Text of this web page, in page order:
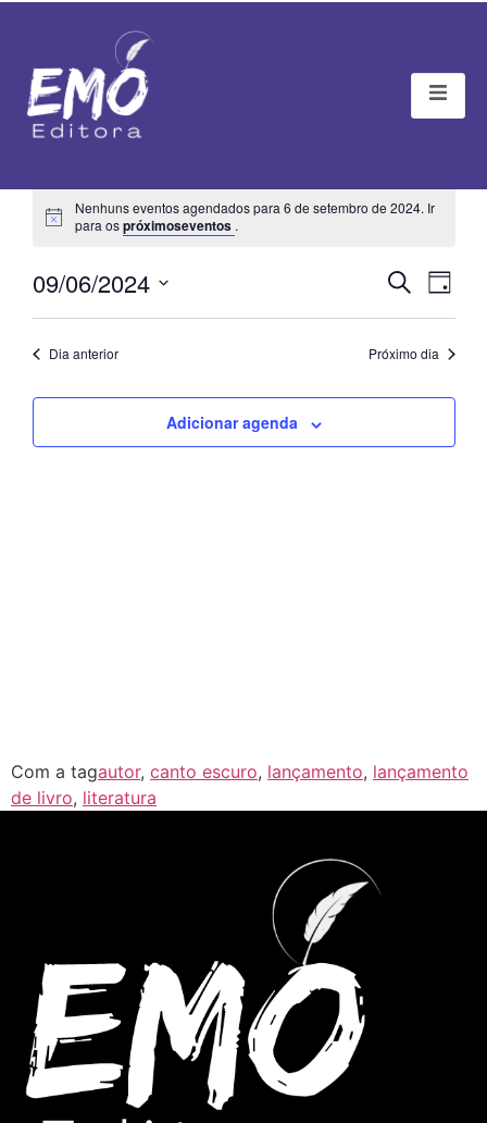
Notice
Nenhuns eventos agendados para 6 de setembro de 2024. Ir
para ospróximoseventos .
e
de
Procurar
do
Dia
09/06/2024
a
data.Dia anterior Próximo dia
Adicionar agenda
Com a tagautor, canto escuro, lançamento, lançamento
de livro, literatura